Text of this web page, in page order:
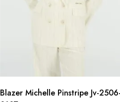
Blazer Michelle Pinstripe Jv-2506-